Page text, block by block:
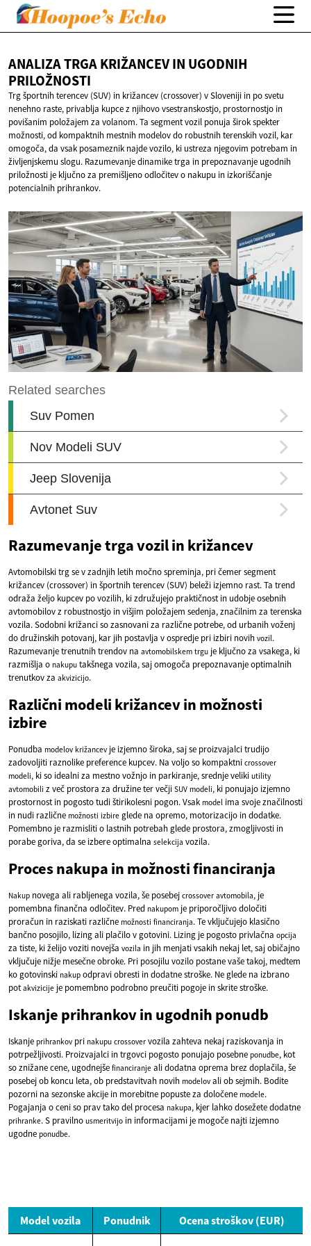
ANALIZA TRGA KRIŽANCEV IN UGODNIH
PRILOŽNOSTI
Trg športnih terencev (SUV) in križancev (crossover) v Sloveniji in po svetu
nenehno raste, privablja kupce z njihovo vsestranskostjo, prostornostjo in
povišanim položajem za volanom. Ta segment vozil ponuja širok spekter
možnosti, od kompaktnih mestnih modelov do robustnih terenskih vozil, kar
omogoča, da vsak posameznik najde vozilo, ki ustreza njegovim potrebam in
življenjskemu slogu. Razumevanje dinamike trga in prepoznavanje ugodnih
priložnosti je ključno za premišljeno odločitev o nakupu in izkoriščanje
potencialnih prihrankov.
Razumevanje trga vozil in križancev
Avtomobilski trg se v zadnjih letih močno spreminja, pri čemer segment
križancev (crossover) in športnih terencev (SUV) beleži izjemno rast. Ta trend
odraža željo kupcev po vozilih, ki združujejo praktičnost in udobje osebnih
avtomobilov z robustnostjo in višjim položajem sedenja, značilnim za terenska
vozila. Sodobni križanci so zasnovani za različne potrebe, od urbanih voženj
do družinskih potovanj, kar jih postavlja v ospredje pri izbiri novih vozil.
Razumevanje trenutnih trendov na avtomobilskem trgu je ključno za vsakega, ki
razmišlja o nakupu takšnega vozila, saj omogoča prepoznavanje optimalnih
trenutkov za akvizicijo.
Različni modeli križancev in možnosti
izbire
Ponudba modelov križancev je izjemno široka, saj se proizvajalci trudijo
zadovoljiti raznolike preference kupcev. Na voljo so kompaktni crossover
modeli, ki so idealni za mestno vožnjo in parkiranje, srednje veliki utility
avtomobili z več prostora za družine ter večji SUV modeli, ki ponujajo izjemno
prostornost in pogosto tudi štirikolesni pogon. Vsak model ima svoje značilnosti
in nudi različne možnosti izbire glede na opremo, motorizacijo in dodatke.
Pomembno je razmisliti o lastnih potrebah glede prostora, zmogljivosti in
porabe goriva, da se izbere optimalna selekcija vozila.
Proces nakupa in možnosti financiranja
Nakup novega ali rabljenega vozila, še posebej crossover avtomobila, je
pomembna finančna odločitev. Pred nakupom je priporočljivo določiti
proračun in raziskati različne možnosti financiranja. Te vključujejo klasično
bančno posojilo, lizing ali plačilo v gotovini. Lizing je pogosto privlačna opcija
za tiste, ki želijo voziti novejša vozila in jih menjati vsakih nekaj let, saj običajno
vključuje nižje mesečne obroke. Pri posojilu vozilo postane vaše takoj, medtem
ko gotovinski nakup odpravi obresti in dodatne stroške. Ne glede na izbrano
potakvizicije je pomembno podrobno preučiti pogoje in skrite stroške.
Iskanje prihrankov in ugodnih ponudb
Iskanje prihrankov pri nakupu crossover vozila zahteva nekaj raziskovanja in
potrpežljivosti. Proizvajalci in trgovci pogosto ponujajo posebne ponudbe, kot
so znižane cene, ugodnejše financiranje ali dodatna oprema brez doplačila, še
posebej ob koncu leta, ob predstavitvah novih modelov ali ob sejmih. Bodite
pozorni na sezonske akcije in morebitne popuste za določene modele.
Pogajanja o ceni so prav tako del procesa nakupa, kjer lahko dosežete dodatne
prihranke. S pravilno usmeritvijo in informacijami je mogoče najti izjemno
ugodne ponudbe.
Model vozila Ponudnik Ocena stroškov (EUR)